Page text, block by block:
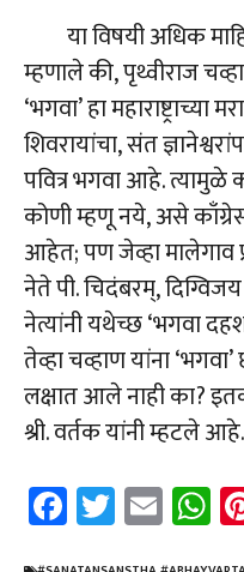
या विषयी अधिक
म्हणाले की, पृथ्वीराज
‘भगवा’ हा महाराष्ट्राच्या
शिवरायांचा, संत
पवित्र भगवा आहे. त्यामुळे
कोणी म्हणू नये, असे
आहेत; पण जेव्हा मालेगाव
नेते पी. चिदंबरम्,
नेत्यांनी यथेच्छ ‘भगवा
तेव्हा चव्हाण यांना
लक्षात आले नाही का?
श्री. वर्तक यांनी म्हटले आहे.
Fa
ce
T
wi
E
m
W
h